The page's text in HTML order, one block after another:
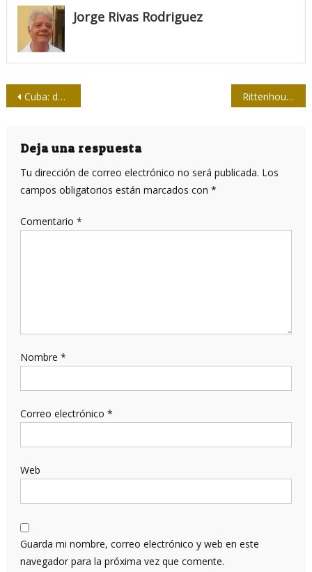
Jorge Rivas Rodriguez
Navegación
entradas
Cuba: de julio a noviembre Rittenhouse y el racismo institucional
Deja una respuesta
Tu dirección de correo electrónico no será publicada. Los
campos obligatorios están marcados con *
Comentario *
Nombre *
Correo electrónico *
Web
Guarda mi nombre, correo electrónico y web en este
navegador para la próxima vez que comente.